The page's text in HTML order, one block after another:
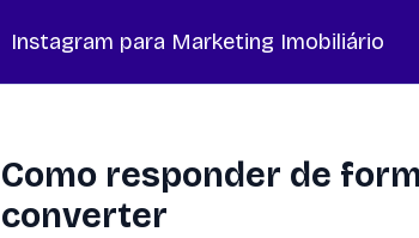
BLOG
Instagram para Marketing Imobiliário
Como responder de
converter